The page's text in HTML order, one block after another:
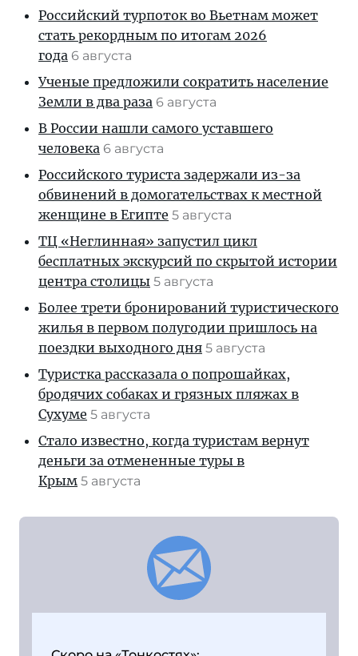
Российский турпоток во Вьетнам может
стать рекордным по итогам 2026
года 6 августа
Ученые предложили сократить население
Земли в два раза 6 августа
В России нашли самого уставшего
человека 6 августа
Российского туриста задержали из-за
обвинений в домогательствах к местной
женщине в Египте 5 августа
ТЦ «Неглинная» запустил цикл
бесплатных экскурсий по скрытой истории
центра столицы 5 августа
Более трети бронирований туристического
жилья в первом полугодии пришлось на
поездки выходного дня 5 августа
Туристка рассказала о попрошайках,
бродячих собаках и грязных пляжах в
Сухуме 5 августа
Стало известно, когда туристам вернут
деньги за отмененные туры в
Крым 5 августа